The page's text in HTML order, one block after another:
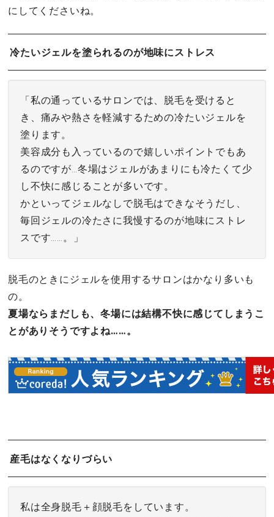
にしてくださいね。
冷たいジェルを塗られるのが地味にストレス
「私の通っているサロンでは、脱毛を受けると
き、痛みや熱さを軽減するための冷たいジェルを
塗ります。
美容成分も入っているので嬉しいポイントでもあ
るのですが…冬場はジェルがあまりにも冷たくて少
し不快に感じることが多いです。
かといってジェルなしで脱毛はできなそうだし、
毎回ジェルの冷たさに我慢するのが地味にストレ
スです……。」
脱毛のときにジェルを使用するサロンはかなり多いも
の。
夏場ならまだしも、冬場には結構不快に感じてしまうこ
とがありそうですよね……。
産毛はなくなりづらい
私は全身脱毛＋顔脱毛をしています。